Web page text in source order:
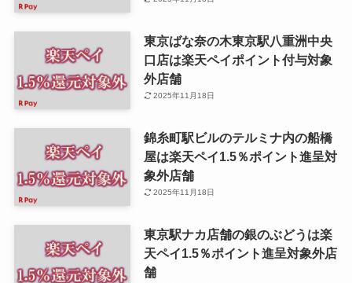
東京ばな奈の木東京駅八重洲中央
口店は楽天ペイポイント付与対象
外店舗
2025年11月18日
錦糸町駅ビルのテルミナ内の船橋
屋は楽天ペイ1.5％ポイント進呈対
象外店舗
2025年11月18日
東京駅ナカ店舗の銀のぶどうは楽
天ペイ1.5％ポイント進呈対象外店
舗